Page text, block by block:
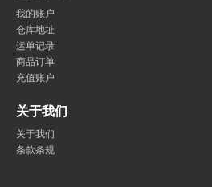
我的账户
仓库地址
运单记录
商品订单
充值账户
关于我们
关于我们
条款条规